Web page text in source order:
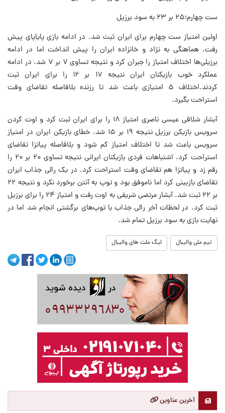
ست چهارم؛۲۵ بر ۲۳ به سود برزیل
اولین امتیاز ست چهارم برای ایران ثبت شد. در ادامه بازی پایاپای پیش
رفت. هماهنگی به نژاد و خانزاده ایران را پیش انداخت اما در ادامه
برزیلی‌ها اختلاف امتیاز را جبران کرد و نتیجه تساوی ۷ بر ۷ شد. در ادامه
عملکرد خوب بازیکنان ایران نتیجه ۱۷ بر ۱۲ را برای ایران ثبت
کردند.اختلاف ۵ امتیازی باعث شد تا رزنده بلافاصله تقاضای وقت
استراحت بگیرد.
آبشار شلاقی عیسی ناصری امتیاز ۱۸ را برای ایران ثبت کرد و اوت کردن
سرویس بازیکن برزیل نتیجه ۱۹ بر ۱۵ شد. خطای بازیکن ایران در امتیاز
سرویس باعث شد تا اختلاف امتیاز کم شود و بلافاصله پیاتزا تقاضای
استراحت کرد. اشتباهات فردی بازیکنان ایرانی نتیجه تساوی ۲۰ بر ۲۰ را
رقم زد و پیاتزا هم تقاضای وقت استراحت کرد. در یک رالی جذاب ایران
تقاضای بازبینی کرد اما ناموفق بود و توپ به آنتن برخورد نکرد و نتیجه ۲۲
بر ۲۲ ثبت شد. آبشار مرتضی شریفی به اوت رفت و امتیاز ۲۴ را برای برزیل
ثبت کرد. در لحظات آخر رالی جذاب با توپ‌های برگشتی انجام شد اما در
نهایت بازی به سود برزیل تمام شد.
تیم ملی والیبال لیگ ملت های والیبال
آخرین عناوین